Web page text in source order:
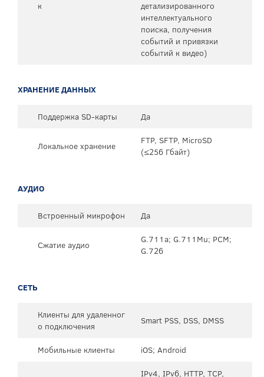
к
детализированного
интеллектуального
поиска, получения
событий и привязки
событий к видео)
ХРАНЕНИЕ ДАННЫХ
Поддержка SD-карты Да
Локальное хранение
FTP, SFTP, MicroSD
(≤256 Гбайт)
АУДИО
Встроенный микрофон Да
Сжатие аудио
G.711a; G.711Mu; PCM;
G.726
СЕТЬ
Клиенты для удаленног
о подключения
Smart PSS, DSS, DMSS
Мобильные клиенты iOS; Android
IPv4, IPv6, HTTP, TCP,